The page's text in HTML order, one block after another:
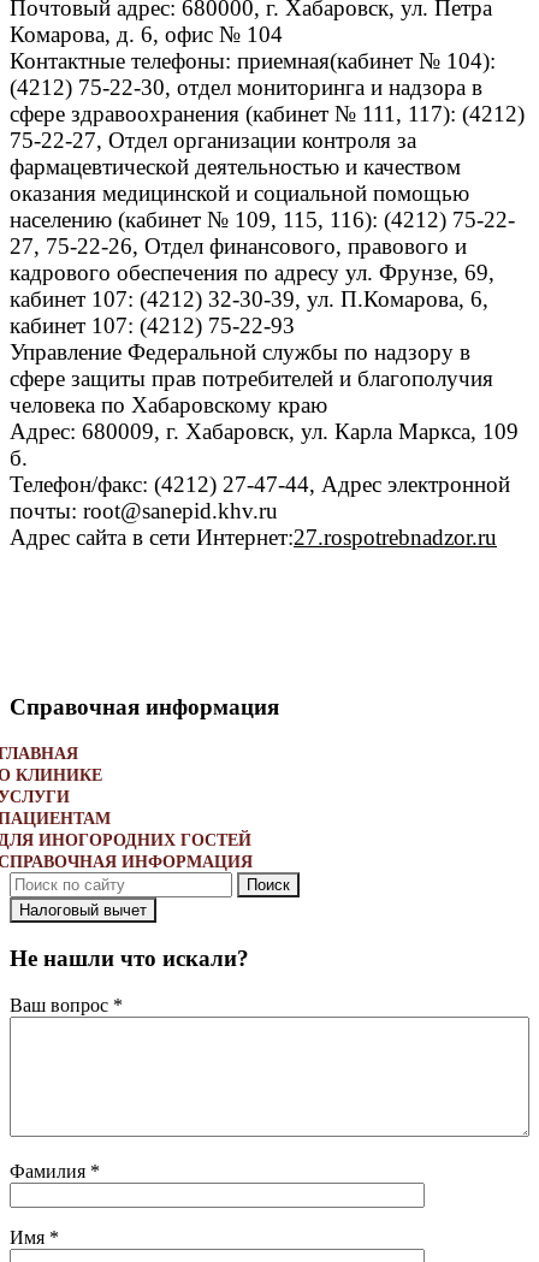
Почтовый адрес: 680000, г. Хабаровск, ул. Петра
Комарова, д. 6, офис № 104
Контактные телефоны: приемная(кабинет № 104):
(4212) 75-22-30, отдел мониторинга и надзора в
сфере здравоохранения (кабинет № 111, 117): (4212)
75-22-27, Отдел организации контроля за
фармацевтической деятельностью и качеством
оказания медицинской и социальной помощью
населению (кабинет № 109, 115, 116): (4212) 75-22-
27, 75-22-26, Отдел финансового, правового и
кадрового обеспечения по адресу ул. Фрунзе, 69,
кабинет 107: (4212) 32-30-39, ул. П.Комарова, 6,
кабинет 107: (4212) 75-22-93
Управление Федеральной службы по надзору в
сфере защиты прав потребителей и благополучия
человека по Хабаровскому краю
Адрес: 680009, г. Хабаровск, ул. Карла Маркса, 109
б.
Телефон/факс: (4212) 27-47-44, Адрес электронной
почты: root@sanepid.khv.ru
Адрес сайта в сети Интернет:27.rospotrebnadzor.ru
Справочная информация
КЛИНИКЕ
ИНОГОРОДНИХ ГОСТЕЙ
ИНФОРМАЦИЯ
Поиск
Налоговый вычет
Не нашли что искали?
Ваш вопрос *
Фамилия *
Имя *